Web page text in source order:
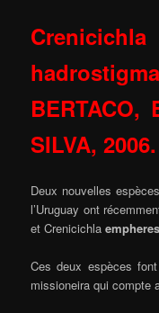
BERTACO,
SILVA, 2006.
Deux nouvelles
l’Uruguay ont
et Crenicichlaempheres
Ces deux espèces
missioneira qui compte